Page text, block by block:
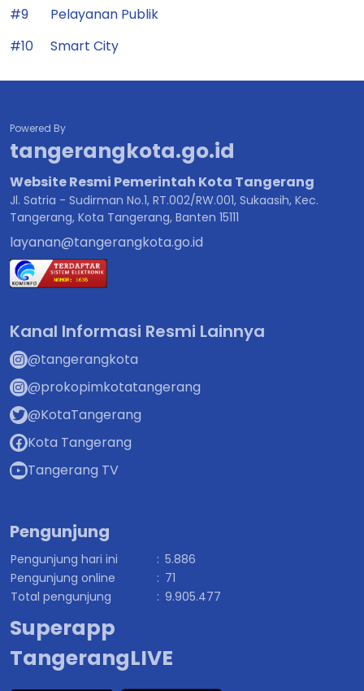
#9
Pelayanan Publik
#10
Smart City
Powered By
tangerangkota.go.id
Website Resmi Pemerintah Kota Tangerang
Jl. Satria - Sudirman No.1, RT.002/RW.001, Sukaasih, Kec.
Tangerang, Kota Tangerang, Banten 15111
layanan@tangerangkota.go.id
Kanal Informasi Resmi Lainnya
@tangerangkota
@prokopimkotatangerang
@KotaTangerang
Kota Tangerang
Tangerang TV
Pengunjung
Pengunjung hari ini : 5.886
Pengunjung online
: 71
Total pengunjung
: 9.905.477
Superapp
TangerangLIVE